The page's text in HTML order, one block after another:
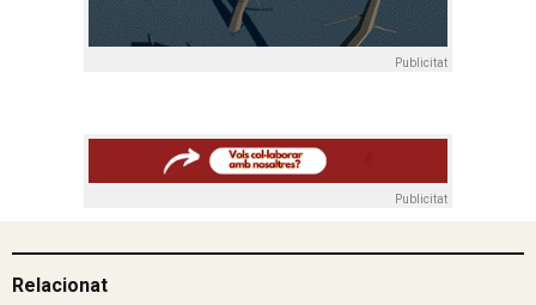
Publicitat
Publicitat
Relacionat